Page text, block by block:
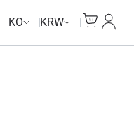
KO KRW
내 계